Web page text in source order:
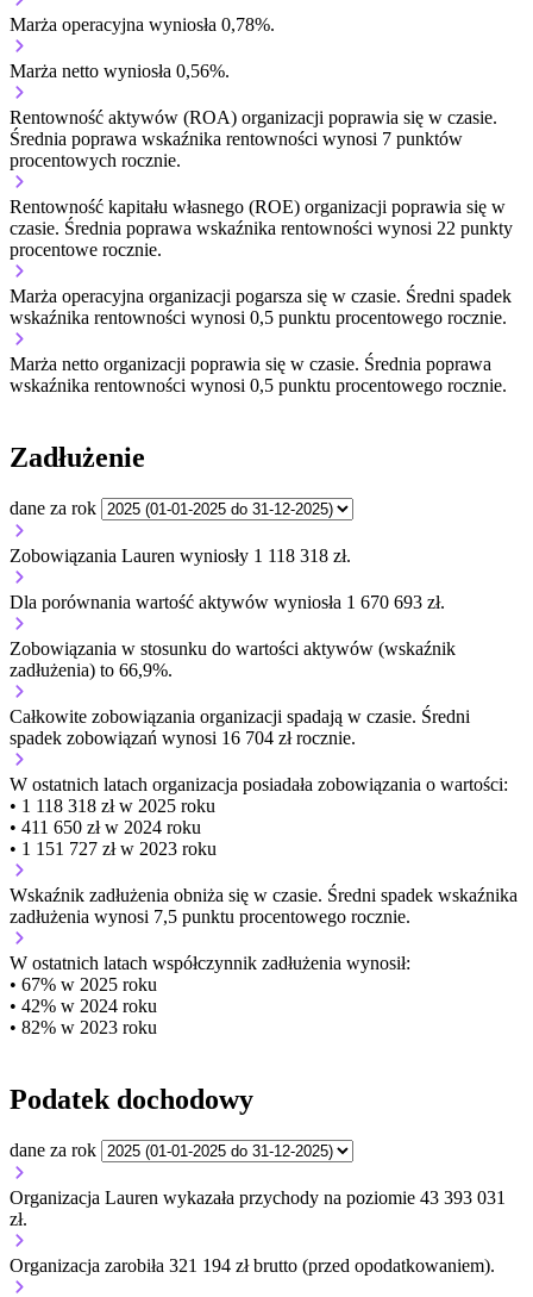
Marża operacyjna wyniosła 0,78%.
Marża netto wyniosła 0,56%.
Rentowność aktywów (ROA) organizacji poprawia się w czasie.
Średnia poprawa wskaźnika rentowności wynosi 7 punktów
procentowych rocznie.
Rentowność kapitału własnego (ROE) organizacji poprawia się w
czasie. Średnia poprawa wskaźnika rentowności wynosi 22 punkty
procentowe rocznie.
Marża operacyjna organizacji pogarsza się w czasie. Średni spadek
wskaźnika rentowności wynosi 0,5 punktu procentowego rocznie.
Marża netto organizacji poprawia się w czasie. Średnia poprawa
wskaźnika rentowności wynosi 0,5 punktu procentowego rocznie.
Zadłużenie
dane za rok
Zobowiązania Lauren wyniosły 1 118 318 zł.
Dla porównania wartość aktywów wyniosła 1 670 693 zł.
Zobowiązania w stosunku do wartości aktywów (wskaźnik
zadłużenia) to 66,9%.
Całkowite zobowiązania organizacji spadają w czasie. Średni
spadek zobowiązań wynosi 16 704 zł rocznie.
W ostatnich latach organizacja posiadała zobowiązania o wartości:
• 1 118 318 zł w 2025 roku
• 411 650 zł w 2024 roku
• 1 151 727 zł w 2023 roku
Wskaźnik zadłużenia obniża się w czasie. Średni spadek wskaźnika
zadłużenia wynosi 7,5 punktu procentowego rocznie.
W ostatnich latach współczynnik zadłużenia wynosił:
• 67% w 2025 roku
• 42% w 2024 roku
• 82% w 2023 roku
Podatek dochodowy
dane za rok
Organizacja Lauren wykazała przychody na poziomie 43 393 031
zł.
Organizacja zarobiła 321 194 zł brutto (przed opodatkowaniem).